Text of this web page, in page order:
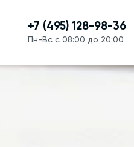
+7 (495) 128-98-36
Пн-Вс с 08:00 до 20:00